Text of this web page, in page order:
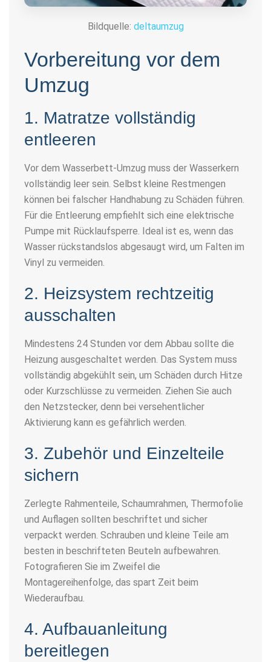
Bildquelle: deltaumzug
Vorbereitung vor dem
Umzug
1. Matratze vollständig
entleeren
Vor dem Wasserbett-Umzug muss der Wasserkern
vollständig leer sein. Selbst kleine Restmengen
können bei falscher Handhabung zu Schäden führen.
Für die Entleerung empfiehlt sich eine elektrische
Pumpe mit Rücklaufsperre. Ideal ist es, wenn das
Wasser rückstandslos abgesaugt wird, um Falten im
Vinyl zu vermeiden.
2. Heizsystem rechtzeitig
ausschalten
Mindestens 24 Stunden vor dem Abbau sollte die
Heizung ausgeschaltet werden. Das System muss
vollständig abgekühlt sein, um Schäden durch Hitze
oder Kurzschlüsse zu vermeiden. Ziehen Sie auch
den Netzstecker, denn bei versehentlicher
Aktivierung kann es gefährlich werden.
3. Zubehör und Einzelteile
sichern
Zerlegte Rahmenteile, Schaumrahmen, Thermofolie
und Auflagen sollten beschriftet und sicher
verpackt werden. Schrauben und kleine Teile am
besten in beschrifteten Beuteln aufbewahren.
Fotografieren Sie im Zweifel die
Montagereihenfolge, das spart Zeit beim
Wiederaufbau.
4. Aufbauanleitung
bereitlegen